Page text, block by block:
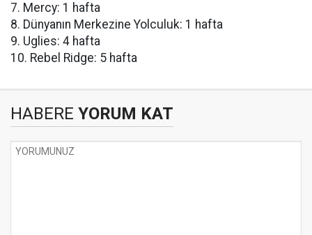
7. Mercy: 1 hafta
8. Dünyanın Merkezine Yolculuk: 1 hafta
9. Uglies: 4 hafta
10. Rebel Ridge: 5 hafta
HABERE YORUM KAT